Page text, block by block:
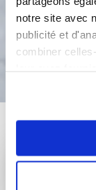
notre site avec
publicité et
combiner
Vous